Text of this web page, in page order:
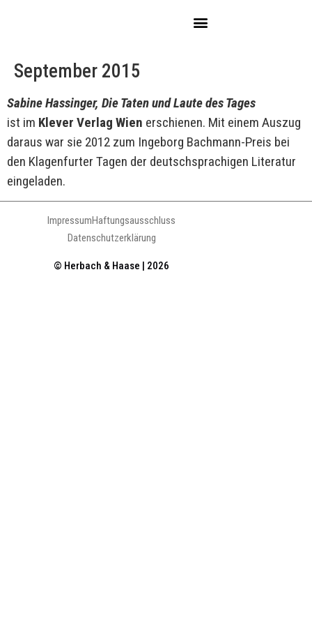
September 2015
Sabine Hassinger, Die Taten und Laute des Tages
ist im Klever Verlag Wien erschienen. Mit einem Auszug
daraus war sie 2012 zum Ingeborg Bachmann-Preis bei
den Klagenfurter Tagen der deutschsprachigen Literatur
eingeladen.
© Herbach & Haase | 2026
ImpressumHaftungsausschluss
Datenschutzerklärung